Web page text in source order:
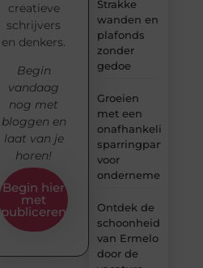
Strakke
wanden en
plafonds
zonder
gedoe
Groeien
met een
onafhankelijke
sparringpartner
voor
ondernemers
Ontdek de
schoonheid
van Ermelo
door de
creatieve
schrijvers
en denkers.
Begin
vandaag
nog met
bloggen en
laat van je
horen!
Begin hier
met
publiceren